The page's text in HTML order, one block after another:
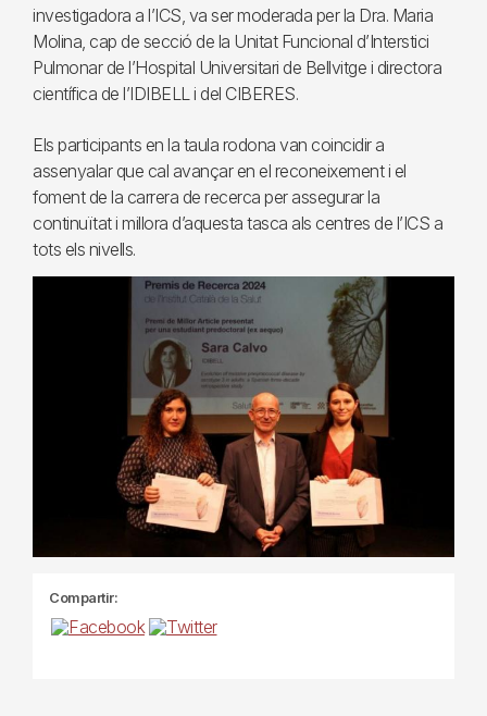
investigadora a l’ICS, va ser moderada per la Dra. Maria
Molina, cap de secció de la Unitat Funcional d’Interstici
Pulmonar de l’Hospital Universitari de Bellvitge i directora
científica de l’IDIBELL i del CIBERES.
Els participants en la taula rodona van coincidir a
assenyalar que cal avançar en el reconeixement i el
foment de la carrera de recerca per assegurar la
continuïtat i millora d’aquesta tasca als centres de l’ICS a
tots els nivells.
Compartir: